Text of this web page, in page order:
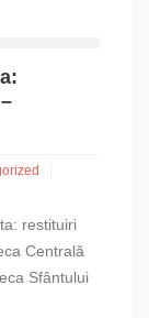
restituiri
Centrală
Sfântului